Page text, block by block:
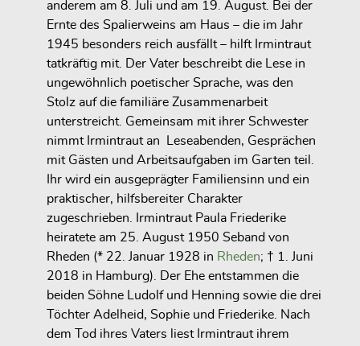
anderem am 8. Juli und am 19. August. Bei der
Ernte des Spalierweins am Haus – die im Jahr
1945 besonders reich ausfällt – hilft Irmintraut
tatkräftig mit. Der Vater beschreibt die Lese in
ungewöhnlich poetischer Sprache, was den
Stolz auf die familiäre Zusammenarbeit
unterstreicht. Gemeinsam mit ihrer Schwester
nimmt Irmintraut an Leseabenden, Gesprächen
mit Gästen und Arbeitsaufgaben im Garten teil.
Ihr wird ein ausgeprägter Familiensinn und ein
praktischer, hilfsbereiter Charakter
zugeschrieben. Irmintraut Paula Friederike
heiratete am 25. August 1950 Seband von
Rheden (* 22. Januar 1928 in Rheden; † 1. Juni
2018 in Hamburg). Der Ehe entstammen die
beiden Söhne Ludolf und Henning sowie die drei
Töchter Adelheid, Sophie und Friederike. Nach
dem Tod ihres Vaters liest Irmintraut ihrem